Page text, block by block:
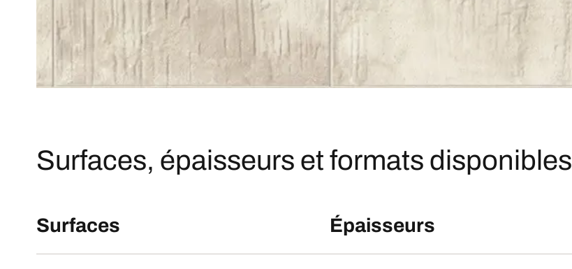
Surfaces, épaisseurs et formats disponibles
Surfaces Épaisseurs